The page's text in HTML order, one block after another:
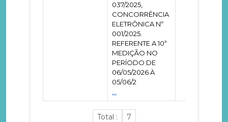
037/2025,
CONCORRÊNCIA
ELETRÔNICA Nº
001/2025.
REFERENTE A 10ª
MEDIÇÃO NO
PERÍODO DE
06/05/2026 À
05/06/2
Total : 7